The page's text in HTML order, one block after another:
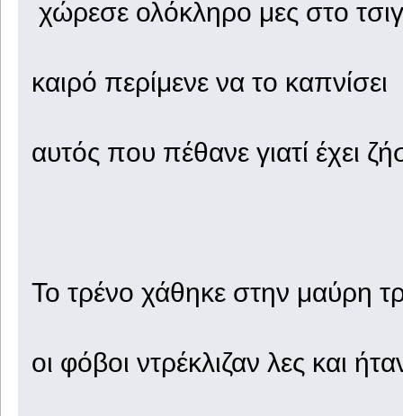
χώρεσε ολόκληρο μες στο
καιρό περίμενε να το καπνίσει
αυτός που πέθανε γιατί έχει
Το τρένο χάθηκε στην μαύρη
οι φόβοι ντρέκλιζαν λες και